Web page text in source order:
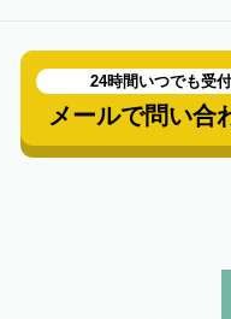
24時間いつでも受
メールで問い合